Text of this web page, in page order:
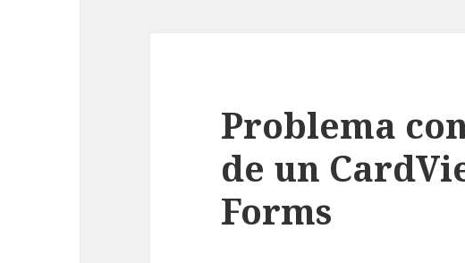
Problema
de un
Forms